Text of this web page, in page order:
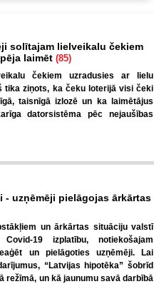
solītajam lielveikalu čekiem
laimēt (85)
čekiem uzradusies ar lielu
tika ziņots, ka čeku loterijā visi čeki
taisnīgā izlozē un ka laimētājus
datorsistēma pēc nejaušības
- uzņēmēji pielāgojas ārkārtas
un ārkārtas situāciju valstī
19 izplatību, notiekošajam
un pielāgoties uzņēmēji. Lai
“Latvijas hipotēka” šobrīd
režīmā, un kā jaunumu savā darbībā